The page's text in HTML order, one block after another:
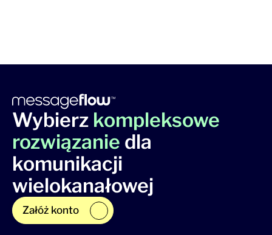
Wybierz kompleksowe
rozwiązanie dla
komunikacji
wielokanałowej
Załóż konto